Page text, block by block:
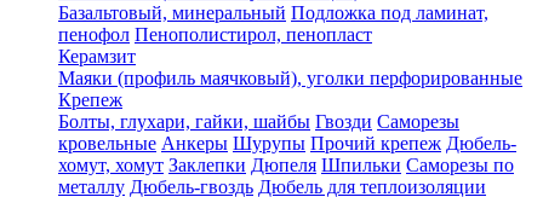
Базальтовый, минеральный Подложка под ламинат,
пенофол Пенополистирол, пенопласт
Керамзит
Маяки (профиль маячковый), уголки перфорированные
Крепеж
Болты, глухари, гайки, шайбы Гвозди Саморезы
кровельные Анкеры Шурупы Прочий крепеж Дюбель-
хомут, хомут Заклепки Дюпеля Шпильки Саморезы по
металлу Дюбель-гвоздь Дюбель для теплоизоляции